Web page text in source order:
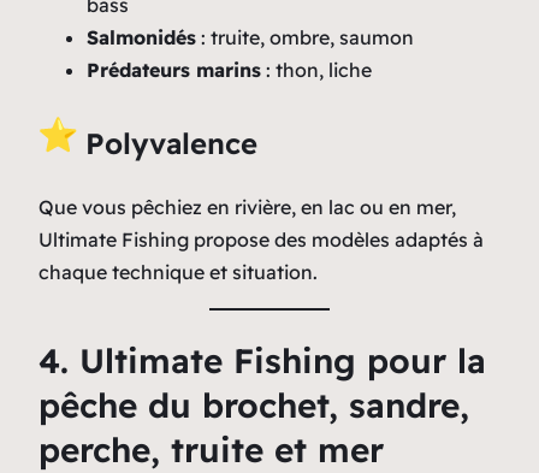
Salmonidés : truite, ombre, saumon
Prédateurs marins : thon, liche
Polyvalence
Que vous pêchiez en rivière, en lac ou en mer,
Ultimate Fishing propose des modèles adaptés à
chaque technique et situation.
4. Ultimate Fishing pour la
pêche du brochet, sandre,
perche, truite et mer